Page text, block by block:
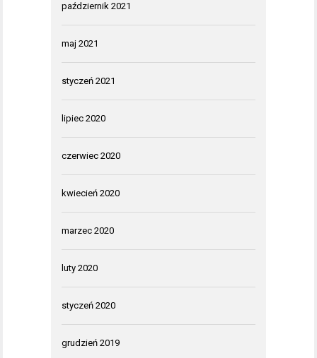
październik 2021
maj 2021
styczeń 2021
lipiec 2020
czerwiec 2020
kwiecień 2020
marzec 2020
luty 2020
styczeń 2020
grudzień 2019